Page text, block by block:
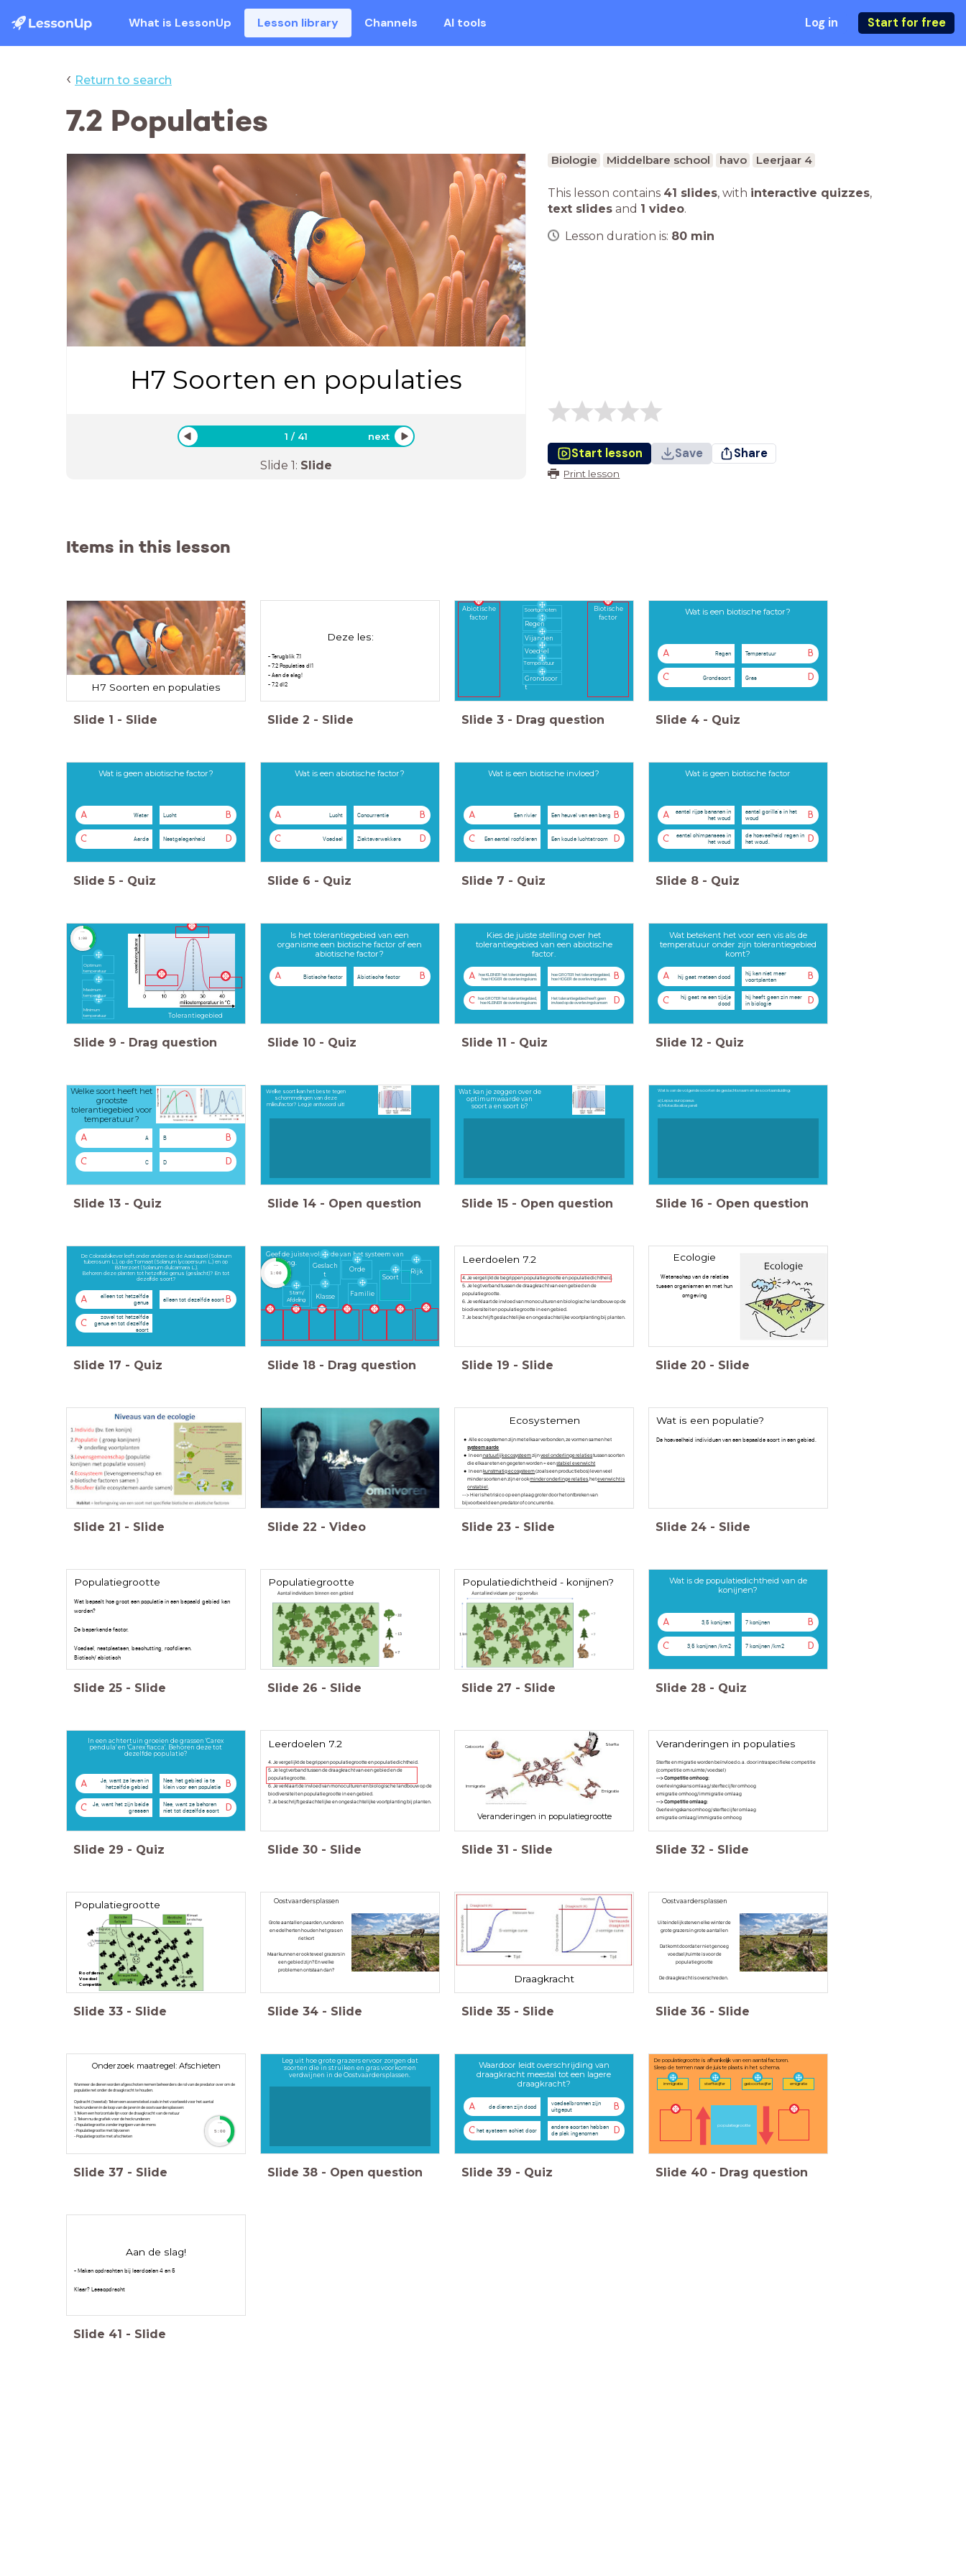
What is LessonUp Lesson library Channels AI tools Log in Start for free
‹ Return to search
7.2 Populaties
H7 Soorten en populaties
1 / 41 next
Slide 1: Slide
Biologie Middelbare school havo Leerjaar 4
This lesson contains 41 slides, with interactive quizzes,
text slides and 1 video.
Lesson duration is: 80 min
Start lesson Save Share
Print lesson
Items in this lesson
H7 Soorten en populaties
Slide 1 - Slide
Deze les:
- Terugblik 7.1
- 7.2 Populaties dl1
- Aan de slag!
- 7.2 dl2
Slide 2 - Slide
Abiotische
factor
Biotische
factor
Regen
Vijanden
Voedsel
Temperatuur
Grondsoor
t
Soortgenoten
Slide 3 - Drag question
Wat is een biotische factor?
A Regen B
Temperatuur
C Grondsoort D
Gras
Slide 4 - Quiz
Wat is geen abiotische factor?
A Water B
Lucht
C Aarde D
Nestgelegenheid
Slide 5 - Quiz
Wat is een abiotische factor?
A Lucht B
Concurrentie
C Voedsel D
Ziekteverwekkers
Slide 6 - Quiz
Wat is een biotische invloed?
A Een rivier B
Een heuvel van een berg
C Een aantal roofdieren D
Een koude luchtstroom
Slide 7 - Quiz
Wat is geen biotische factor
A
aantal rijpe bananen in
het woud
B
aantal gorilla's in het
woud
C
aantal chimpansees in
het woud
D
de hoeveelheid regen in
het woud.
Slide 8 - Quiz
Tolerantiegebied
1:00
Minimum
temperatuur
Maximum
temperatuur
Optimum
temperatuur
Slide 9 - Drag question
Is het tolerantiegebied van een
organisme een biotische factor of een
abiotische factor?
A Biotische factor B
Abiotische factor
Slide 10 - Quiz
Kies de juiste stelling over het
tolerantiegebied van een abiotische
factor.
A
hoe KLEINER het tolerantiegebied,
hoe HOGER de overlevingskans
B
hoe GROTER het tolerantiegebied,
hoe HOGER de overlevingskans
C
hoe GROTER het tolerantiegebied,
hoe KLEINER de overlevingskans
D
Het tolerantiegebied heeft geen
invloed op de overlevingskansen
Slide 11 - Quiz
Wat betekent het voor een vis als de
temperatuur onder zijn tolerantiegebied
komt?
A hij gaat meteen dood B
hij kan niet meer
voortplanten
C
hij gaat na een tijdje
dood
D
hij heeft geen zin meer
in biologie
Slide 12 - Quiz
Welke soort heeft het
grootste
tolerantiegebied voor
temperatuur?
A A B
B
C C D
D
Slide 13 - Quiz
Welke soort kan het beste tegen
schommelingen van deze
milieufactor? Leg je antwoord uit!
Slide 14 - Open question
Wat kan je zeggen over de
optimumwaarde van
soort a en soort b?
Slide 15 - Open question
Wat is van de volgende soorten de geslachtsnaam en de soortaanduiding:
a) Lepus europaeus
d) Motacilla alba yareli
Slide 16 - Open question
De Coloradokever leeft onder andere op de Aardappel (Solanum
tuberosum L.), op de Tomaat (Solanum lycopersum L.) en op
Bitterzoet (Solanum dulcamara L.).
Behoren deze planten tot hetzelfde genus (geslacht)? En tot
dezelfde soort?
A
alleen tot hetzelfde
genus
B
alleen tot dezelfde soort
C
zowel tot hetzelfde
genus en tot dezelfde
soort
Slide 17 - Quiz
Geef de juiste volgorde van het systeem van
ordening.
1:00
Soort
Stam/
Afdeling
Klasse
Orde Rijk
Geslach
t
Familie
Slide 18 - Drag question
Leerdoelen 7.2
4. Je vergelijkt de begrippen populatiegrootte en populatiedichtheid.
5. Je legt verband tussen de draagkracht van een gebied en de
populatiegrootte.
6. Je verklaart de invloed van monoculturen en biologische landbouw op de
biodiversiteit en populatiegrootte in een gebied.
7. Je beschrijft geslachtelijke en ongeslachtelijke voortplanting bij planten.
Slide 19 - Slide
Ecologie
Wetenschap van de relaties
tussen organismen en met hun
omgeving
Slide 20 - Slide
Slide 21 - Slide Slide 22 - Video
Ecosystemen
Alle ecosystemen zijn met elkaar verbonden, ze vormen samen het
systeem aarde
In eennatuurlijk ecosysteemzijnveel onderlinge relatiestussen soorten
die elkaar eten en gegeten worden = eenstabiel evenwicht
In eenkunstmatig ecosysteem(zoals een productiebos) leven veel
minder soorten en zijn er ookminder onderlinge relaties, hetevenwicht is
onstabiel.
--> Hier is het risico op een plaag groter door het ontbreken van
bijvoorbeeld een predator of concurrentie.
Slide 23 - Slide
Wat is een populatie?
De hoeveelheid individuen van een bepaalde soort in een gebied.
Slide 24 - Slide
Populatiegrootte
Wat bepaalt hoe groot een populatie in een bepaald gebied kan
worden?
De beperkende factor.
Voedsel, nestplaatsen, beschutting, roofdieren.
Biotisch/ abiotisch
Slide 25 - Slide
Populatiegrootte
Slide 26 - Slide
Populatiedichtheid - konijnen?
Slide 27 - Slide
Wat is de populatiedichtheid van de
konijnen?
A 3,5 konijnen B
7 konijnen
C 3,5 konijnen /km2 D
7 konijnen /km2
Slide 28 - Quiz
In een achtertuin groeien de grassen 'Carex
pendula' en 'Carex flacca'. Behoren deze tot
dezelfde populatie?
A
Ja, want ze leven in
hetzelfde gebied
B
Nee, het gebied is te
klein voor een populatie
C
Ja, want het zijn beide
grassen
D
Nee, want ze behoren
niet tot dezelfde soort
Slide 29 - Quiz
Leerdoelen 7.2
4. Je vergelijkt de begrippen populatiegrootte en populatiedichtheid.
5. Je legt verband tussen de draagkracht van een gebied en de
populatiegrootte.
6. Je verklaart de invloed van monoculturen en biologische landbouw op de
biodiversiteit en populatiegrootte in een gebied.
7. Je beschrijft geslachtelijke en ongeslachtelijke voortplanting bij planten.
Slide 30 - Slide
Veranderingen in populatiegrootte
Geboorte
Sterfte
Immigratie
Emigratie
Slide 31 - Slide
Veranderingen in populaties
Sterfte en migratie worden beïnvloed o.a. door intraspecifieke competitie
(competitie om ruimte/ voedsel)
--> Competitie omhoog:
overlevingskans omlaag/ sterftecijfer omhoog
emigratie omhoog/ immigratie omlaag
--> Competitie omlaag:
Overlevingskans omhoog/ sterftecijfer omlaag
emigratie omlaag/ immigratie omhoog
Slide 32 - Slide
Populatiegrootte
Roofdieren
Voedsel
Competitie
Slide 33 - Slide
Oostvaardersplassen
Grote aantallen paarden, runderen
en edelherten houden het gras en
riet kort
Maar kunnen er ook teveel grazers in
een gebied zijn? En welke
problemen ontstaan dan?
Slide 34 - Slide
Draagkracht
Slide 35 - Slide
Oostvaardersplassen
Uiteindelijk sterven elke winter de
grote grazers in grote aantallen
Dat komt doordat er niet genoeg
voedsel/ruimte is voor de
populatiegrootte
De draagkracht is overschreden.
Slide 36 - Slide
Onderzoek maatregel: Afschieten
Wanneer de dieren worden afgeschoten nemen beheerders de rol van de predator over om de
populatie net onder de draagkracht te houden.
Opdracht (tweetal): Teken een assenstelsel zoals in het voorbeeld voor het aantal
heckrunderen in de loop van de jaren in de oostvaardersplassen:
1. Teken een horizontale lijn voor de draagkracht van de natuur
2. Teken nu de grafiek voor de heckrunderen:
- Populatiegrootte zonder ingrijpen van de mens
- Populatiegrootte met bijvoeren
- Populatiegrootte met afschieten
timer
5:00
Slide 37 - Slide
Leg uit hoe grote grazers ervoor zorgen dat
soorten die in struiken en gras voorkomen
verdwijnen in de Oostvaardersplassen.
Slide 38 - Open question
Waardoor leidt overschrijding van
draagkracht meestal tot een lagere
draagkracht?
A de dieren zijn dood B
voedselbronnen zijn
uitgeput
C het systeem schiet door D
andere soorten hebben
de plek ingenomen
Slide 39 - Quiz
De populatiegrootte is afhankelijk van een aantal factoren.
Sleep de termen naar de juiste plaats in het schema.
populatiegrootte
immigratie sterftecijfer geboortecijfer emigratie
Slide 40 - Drag question
Aan de slag!
- Maken opdrachten bij leerdoelen 4 en 5
Klaar? Leesopdracht
Slide 41 - Slide